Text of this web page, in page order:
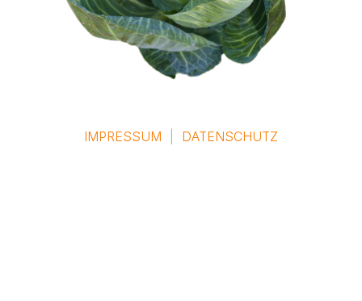
IMPRESSUM DATENSCHUTZ